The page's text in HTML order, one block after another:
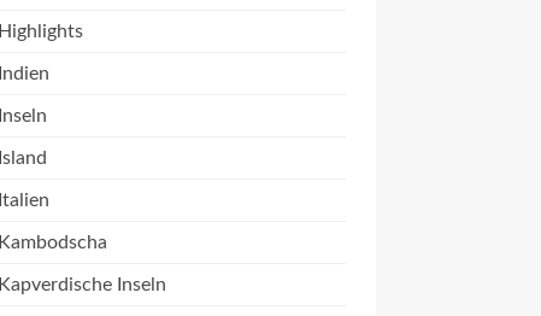
Highlights
Indien
Inseln
Island
Italien
Kambodscha
Kapverdische Inseln